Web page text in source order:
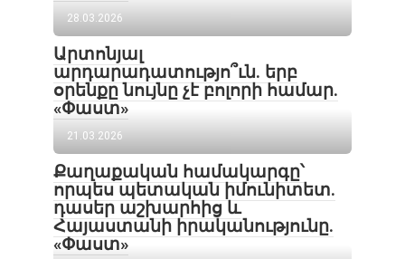
28.03.2026
Արտոնյալ
արդարադատությո՞ւն. երբ
օրենքը նույնը չէ բոլորի համար.
«Փաստ»
21.03.2026
Քաղաքական համակարգը՝
որպես պետական իմունիտետ.
դասեր աշխարհից և
Հայաստանի իրականությունը.
«Փաստ»